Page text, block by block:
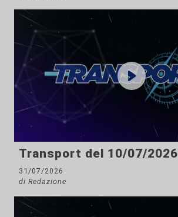
Transport del 10/07/2026
31/07/2026
di Redazione